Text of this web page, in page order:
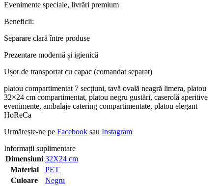
Evenimente speciale, livrări premium
Beneficii:
Separare clară între produse
Prezentare modernă și igienică
Ușor de transportat cu capac (comandat separat)
platou compartimentat 7 secțiuni, tavă ovală neagră limera, platou
32×24 cm compartimentat, platou negru gustări, caserolă aperitive
evenimente, ambalaje catering compartimentate, platou elegant
HoReCa
Urmărește-ne pe Facebook sau Instagram
Informații suplimentare
Dimensiuni 32X24 cm
Material
PET
Culoare
Negru